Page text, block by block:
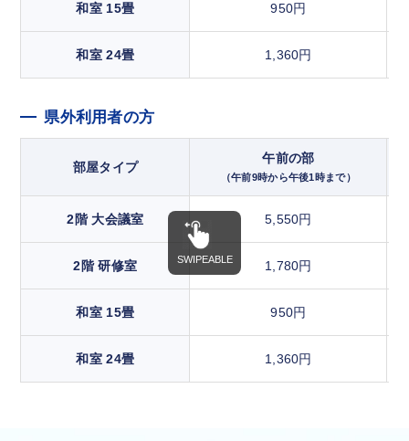
和室 15畳 950円
和室 24畳 1,360円
県外利用者の方
部屋タイプ
午前の部
（午前9時から午後1時まで）
2階 大会議室 5,550円
2階 研修室 1,780円
和室 15畳 950円
和室 24畳 1,360円